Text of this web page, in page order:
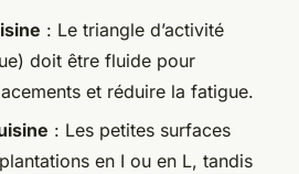
: Le triangle d’activité
doit être fluide pour
et réduire la fatigue.
: Les petites surfaces
en I ou en L, tandis